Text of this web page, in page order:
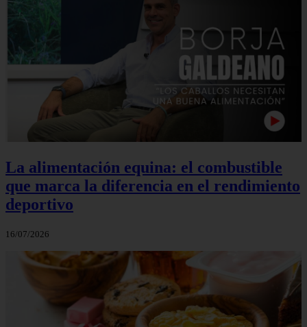
La alimentación equina: el combustible
que marca la diferencia en el rendimiento
deportivo
16/07/2026